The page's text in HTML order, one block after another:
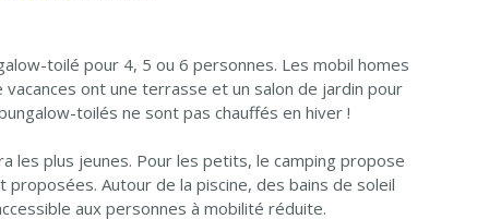
toilé pour 4, 5 ou 6 personnes. Les mobil homes
ont une terrasse et un salon de jardin pour
toilés ne sont pas chauffés en hiver !
les plus jeunes. Pour les petits, le camping propose
Autour de la piscine, des bains de soleil
aux personnes à mobilité réduite.